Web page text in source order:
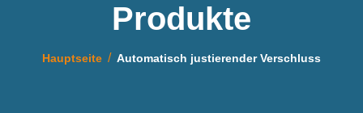
Produkte
Hauptseite Automatisch justierender Verschluss